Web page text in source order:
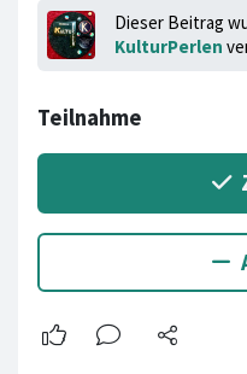
Dieser Beitrag
KulturPerlen